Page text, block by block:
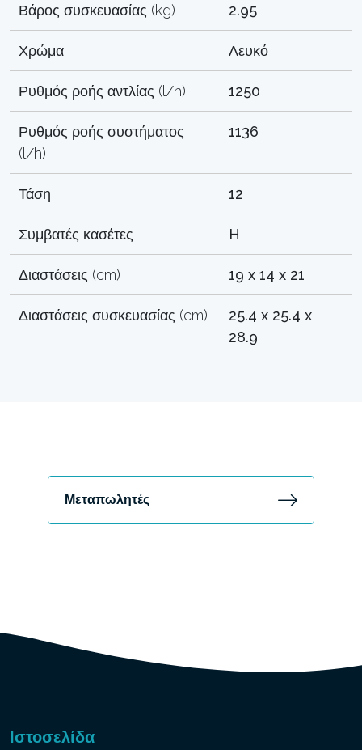
Βάρος συσκευασίας (kg) 2.95
Χρώμα Λευκό
Ρυθμός ροής αντλίας (l/h) 1250
Ρυθμός ροής συστήματος
(l/h)
1136
Τάση 12
Συμβατές κασέτες H
Διαστάσεις (cm) 19 x 14 x 21
Διαστάσεις συσκευασίας (cm)
25.4 x 25.4 x
28.9
Μεταπωλητές
Ιστοσελίδα